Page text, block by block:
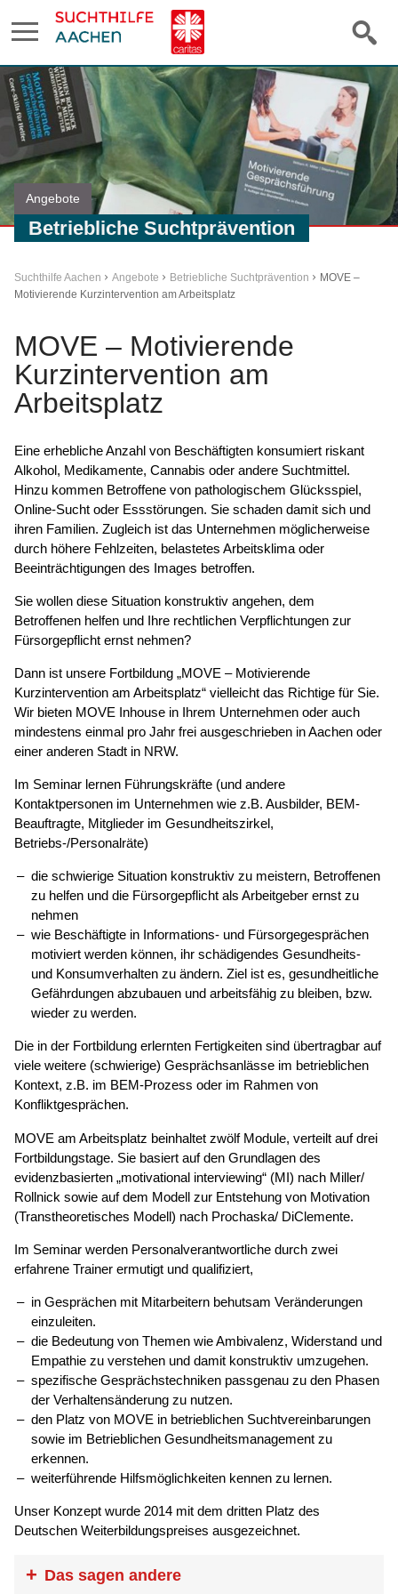
Angebote
Betriebliche Suchtprävention
Suchthilfe Aachen Angebote Betriebliche Suchtprävention
MOVE –
Motivierende Kurzintervention am Arbeitsplatz
MOVE – Motivierende
Kurzintervention am
Arbeitsplatz
Eine erhebliche Anzahl von Beschäftigten konsumiert riskant
Alkohol, Medikamente, Cannabis oder andere Suchtmittel.
Hinzu kommen Betroffene von pathologischem Glücksspiel,
Online-Sucht oder Essstörungen. Sie schaden damit sich und
ihren Familien. Zugleich ist das Unternehmen möglicherweise
durch höhere Fehlzeiten, belastetes Arbeitsklima oder
Beeinträchtigungen des Images betroffen.
Sie wollen diese Situation konstruktiv angehen, dem
Betroffenen helfen und Ihre rechtlichen Verpflichtungen zur
Fürsorgepflicht ernst nehmen?
Dann ist unsere Fortbildung „MOVE – Motivierende
Kurzintervention am Arbeitsplatz“ vielleicht das Richtige für Sie.
Wir bieten MOVE Inhouse in Ihrem Unternehmen oder auch
mindestens einmal pro Jahr frei ausgeschrieben in Aachen oder
einer anderen Stadt in NRW.
Im Seminar lernen Führungskräfte (und andere
Kontaktpersonen im Unternehmen wie z.B. Ausbilder, BEM-
Beauftragte, Mitglieder im Gesundheitszirkel,
Betriebs-/Personalräte)
die schwierige Situation konstruktiv zu meistern, Betroffenen
zu helfen und die Fürsorgepflicht als Arbeitgeber ernst zu
nehmen
wie Beschäftigte in Informations- und Fürsorgegesprächen
motiviert werden können, ihr schädigendes Gesundheits-
und Konsumverhalten zu ändern. Ziel ist es, gesundheitliche
Gefährdungen abzubauen und arbeitsfähig zu bleiben, bzw.
wieder zu werden.
Die in der Fortbildung erlernten Fertigkeiten sind übertragbar auf
viele weitere (schwierige) Gesprächsanlässe im betrieblichen
Kontext, z.B. im BEM-Prozess oder im Rahmen von
Konfliktgesprächen.
MOVE am Arbeitsplatz beinhaltet zwölf Module, verteilt auf drei
Fortbildungstage. Sie basiert auf den Grundlagen des
evidenzbasierten „motivational interviewing“ (MI) nach Miller/
Rollnick sowie auf dem Modell zur Entstehung von Motivation
(Transtheoretisches Modell) nach Prochaska/ DiClemente.
Im Seminar werden Personalverantwortliche durch zwei
erfahrene Trainer ermutigt und qualifiziert,
in Gesprächen mit Mitarbeitern behutsam Veränderungen
einzuleiten.
die Bedeutung von Themen wie Ambivalenz, Widerstand und
Empathie zu verstehen und damit konstruktiv umzugehen.
spezifische Gesprächstechniken passgenau zu den Phasen
der Verhaltensänderung zu nutzen.
den Platz von MOVE in betrieblichen Suchtvereinbarungen
sowie im Betrieblichen Gesundheitsmanagement zu
erkennen.
weiterführende Hilfsmöglichkeiten kennen zu lernen.
Unser Konzept wurde 2014 mit dem dritten Platz des
Deutschen Weiterbildungspreises ausgezeichnet.
Das sagen andere